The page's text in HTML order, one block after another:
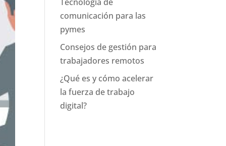
comunicación para las
pymes
Consejos de gestión para
trabajadores remotos
¿Qué es y cómo acelerar
la fuerza de trabajo
digital?